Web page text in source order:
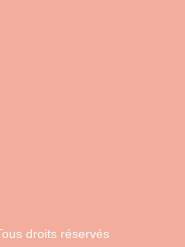
droits réservés